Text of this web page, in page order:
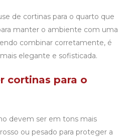
de cortinas para o quarto que
manter o ambiente com uma
combinar corretamente, é
elegante e sofisticada.
cortinas para o
devem ser em tons mais
ou pesado para proteger a